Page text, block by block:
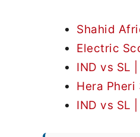
Shahid
Electric
IND vs SL |
Hera Pheri 3
IND vs SL |